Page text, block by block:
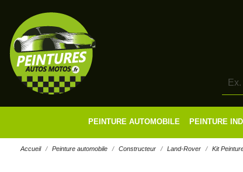
PEINTURE AUTOMOBILE PEINTURE
Accueil Peinture automobile Constructeur Land-Rover Kit